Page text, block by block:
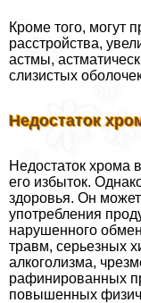
Кроме того, могут
расстройства,
астмы,
слизистых
Недостаток
Недостаток хрома
его избыток.
здоровья. Он может
употрeбления
нарушенного
травм, серьезных
алкоголизма,
рафинированных
повышенных